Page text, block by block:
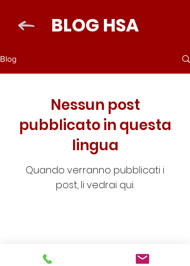
BLOG HSA
Blog
Nessun post
pubblicato in questa
lingua
Quando verranno pubblicati i
post, li vedrai qui.